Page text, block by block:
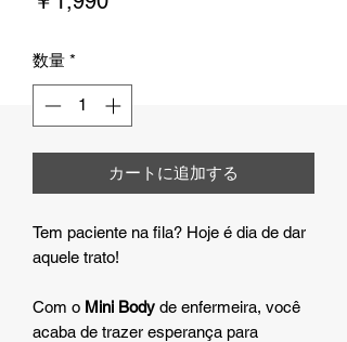
数量 *
カートに追加する
Tem paciente na fila? Hoje é dia de dar
aquele trato!
Com o Mini Body de enfermeira, você
acaba de trazer esperança para